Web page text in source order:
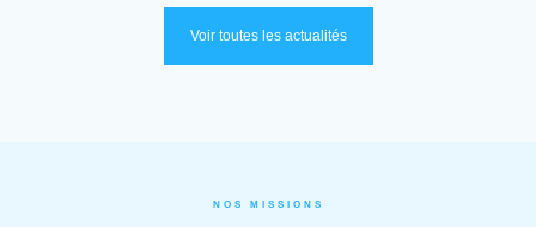
Voir toutes les actualités
NOS MISSIONS